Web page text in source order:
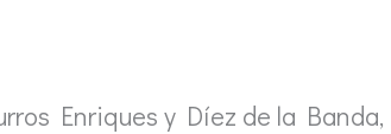
Enriques y Díez de la Banda,